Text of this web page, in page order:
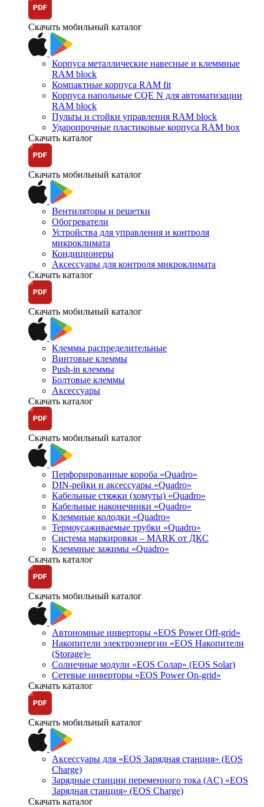
Скачать мобильный каталог
Корпуса металлические навесные и клеммные
RAM block
Компактные корпуса RAM fit
Корпуса напольные CQE N для автоматизации
RAM block
Пульты и стойки управления RAM block
Ударопрочные пластиковые корпуса RAM box
Скачать каталог
Скачать мобильный каталог
Вентиляторы и решетки
Обогреватели
Устройства для управления и контроля
микроклимата
Кондиционеры
Аксессуары для контроля микроклимата
Скачать каталог
Скачать мобильный каталог
Клеммы распределительные
Винтовые клеммы
Push-in клеммы
Болтовые клеммы
Аксессуары
Скачать каталог
Скачать мобильный каталог
Перфорированные короба «Quadro»
DIN-рейки и аксессуары «Quadro»
Кабельные стяжки (хомуты) «Quadro»
Кабельные наконечники «Quadro»
Клеммные колодки «Quadro»
Термоусаживаемые трубки «Quadro»
Система маркировки – MARK от ДКС
Клеммные зажимы «Quadro»
Скачать каталог
Скачать мобильный каталог
Автономные инверторы «EOS Power Off-grid»
Накопители электроэнергии «EOS Накопители
(Storage)»
Солнечные модули «EOS Солар» (EOS Solar)
Сетевые инверторы «EOS Power On-grid»
Скачать каталог
Скачать мобильный каталог
Аксессуары для «EOS Зарядная станция» (EOS
Charge)
Зарядные станции переменного тока (AC) «EOS
Зарядная станция» (EOS Charge)
Скачать каталог